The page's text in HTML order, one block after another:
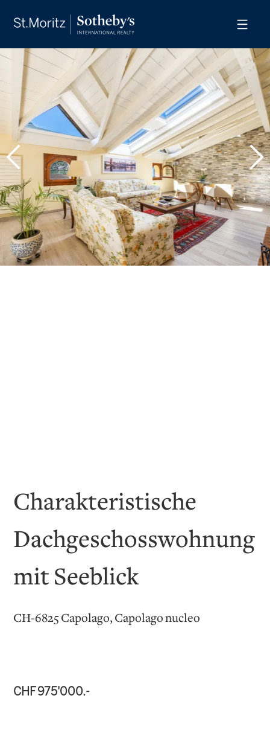
Charakteristische
Dachgeschosswohnung
mit Seeblick
CH-6825 Capolago, Capolago nucleo
CHF 975'000.-